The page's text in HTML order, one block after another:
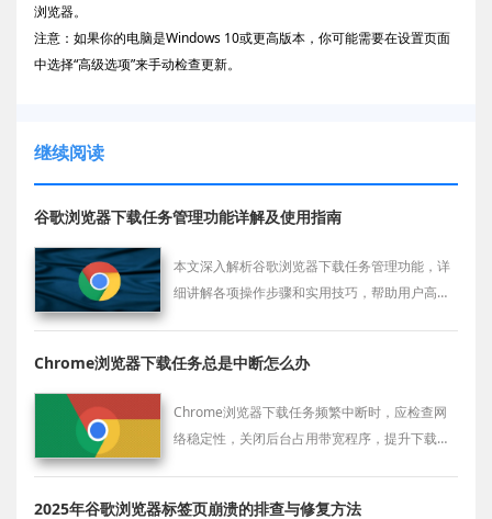
浏览器。
注意：如果你的电脑是Windows 10或更高版本，你可能需要在设置页面
中选择“高级选项”来手动检查更新。
继续阅读
谷歌浏览器下载任务管理功能详解及使用指南
本文深入解析谷歌浏览器下载任务管理功能，详
细讲解各项操作步骤和实用技巧，帮助用户高效
Chrome浏览器下载任务总是中断怎么办
Chrome浏览器下载任务频繁中断时，应检查网
络稳定性，关闭后台占用带宽程序，提升下载连
2025年谷歌浏览器标签页崩溃的排查与修复方法